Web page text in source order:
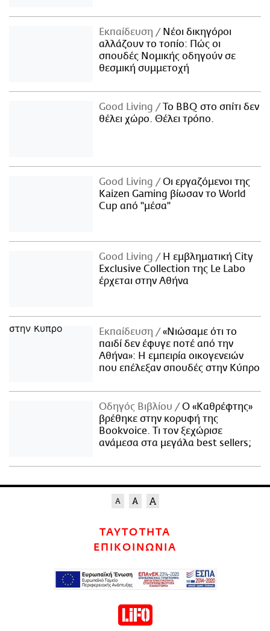
Εκπαίδευση
Νέοι δικηγόροι
αλλάζουν το τοπίο: Πώς οι
σπουδές Νομικής οδηγούν σε
θεσμική συμμετοχή
Good Living
Το BBQ στο σπίτι δεν
θέλει χώρο. Θέλει τρόπο.
Good Living
Οι εργαζόμενοι της
Kaizen Gaming βίωσαν το World
Cup από "μέσα"
Good Living
Η εμβληματική City
Exclusive Collection της Le Labo
έρχεται στην Αθήνα
Εκπαίδευση
«Νιώσαμε ότι το
παιδί δεν έφυγε ποτέ από την
Αθήνα»: Η εμπειρία οικογενειών
που επέλεξαν σπουδές στην Κύπρο
Οδηγός Βιβλίου
Ο «Καθρέφτης»
βρέθηκε στην κορυφή της
Bookvoice. Τι τον ξεχώρισε
ανάμεσα στα μεγάλα best sellers;
ΤΑΥΤΟΤΗΤΑ
ΕΠΙΚΟΙΝΩΝΙΑ